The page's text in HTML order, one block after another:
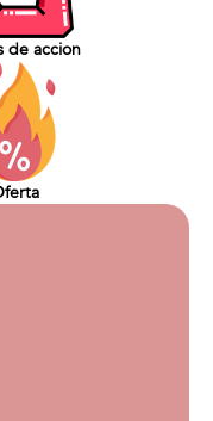
de accion